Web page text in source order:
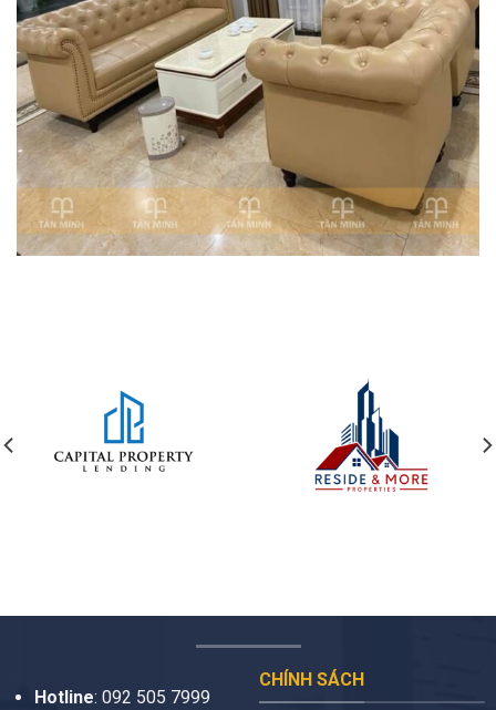
Hotline: 092 505 7999
CHÍNH SÁCH